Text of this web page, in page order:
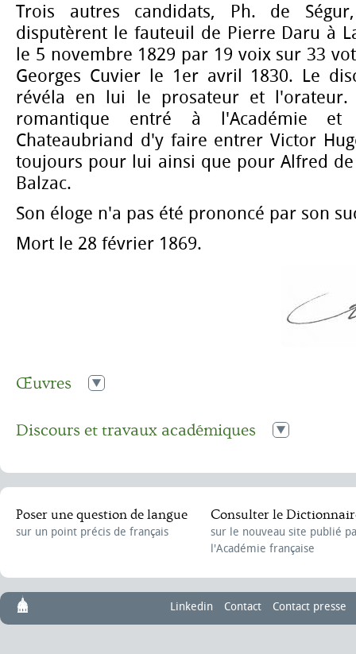
Trois autres candidats, Ph. de
disputèrent le fauteuil de Pierre Daru à
le 5 novembre 1829 par 19 voix sur 33
Georges Cuvier le 1er avril 1830. Le
révéla en lui le prosateur et
romantique entré à l'Académie
Chateaubriand d'y faire entrer Victor
toujours pour lui ainsi que pour Alfred
Balzac.
Son éloge n'a pas été prononcé par son
Mort le 28 février 1869.
Œuvres
Nouvelles méditations poétiques
1823 La mort de Socrate
1825 Le dernier chant du pélerinage d’Harold
Épîtres. Le chant du sacre, ou la veillée
Cantates pour les établissements de
Discours et travaux académiques
Poser une question de langue
sur un point précis de français
Consulter le
sur le nouveau site publié
l'Académie française
Linkedin Contact Contact presse